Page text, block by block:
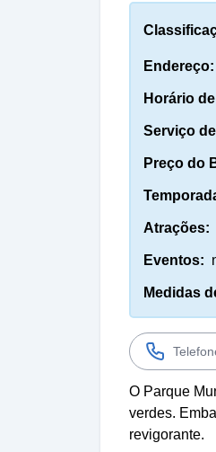
Endereço:
Horário
Serviço
Preço do
Atrações:
Eventos:
Medidas
O Parque
verdes.
revigorante.